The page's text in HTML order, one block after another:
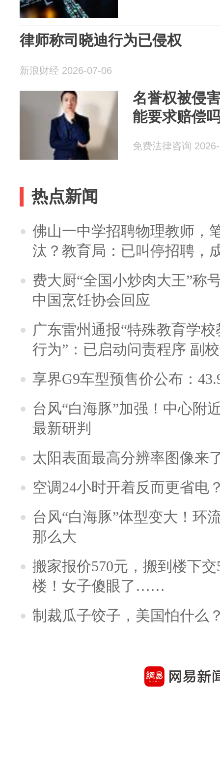
律师称司晓迪行为已侵权
新浪财经 2026-07-06
名誉权被侵
能要求赔偿
免费法律咨询
热点新闻
佛山一中学招聘物理教师，
汰？教育局：已叫停招聘，
费大厨“全国小炒肉大王”称
中国烹饪协会回应
广东雷州通报“特殊教育学
行为”：已启动问责程序 副
享界G9车型预售价公布：
台风“白海豚”加强！中心附
最新研判
太阳表面最高分辨率图像来
空调24小时开着反而更省电
台风“白海豚”体型变大！环
那么大
搬家报价570元，搬到楼下
楼！女子傻眼了……
制裁瓜子饺子，美国怕什么